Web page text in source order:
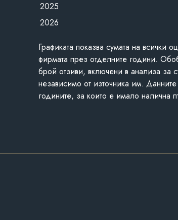
2025
2026
Графиката показва сумата на всички
фирмата през отделните години.
брой отзиви, включени в анализа за
независимо от източника им.
годините, за които е имало налична